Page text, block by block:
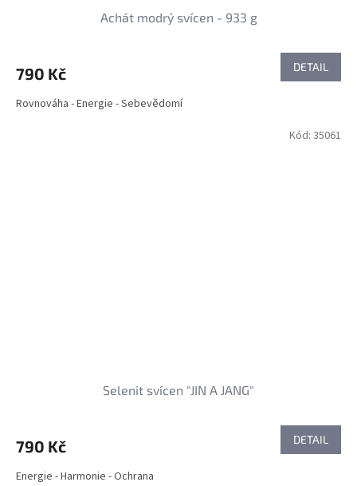
Achát modrý svícen - 933 g
790 Kč DETAIL
Rovnováha - Energie - Sebevědomí
Selenit svícen "JIN A JANG"
790 Kč DETAIL
Energie - Harmonie - Ochrana
Kód: 35061